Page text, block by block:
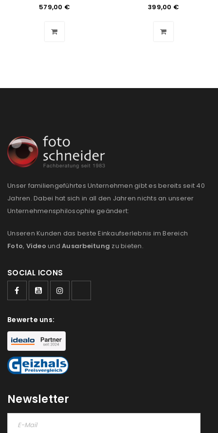
Angemeldet bleiben
ANMELDEN
PASSWORT VERGESSEN?
Ein Link zum Erstellen eines neuen Passworts wird an
deine E-Mail-Adresse gesendet.
Please select all the ways you would like to hear from
us
Ich stimme zu
akzeptiere die
REGISTRIEREN
579,00 € 399,00 €
Unser familiengeführtes Unternehmen gibt es bereits seit 40
Jahren. Dabei hat sich in all den Jahren nichts an unserer
Unternehmensphilosophie geändert:
Unseren Kunden das beste Einkaufserlebnis im Bereich
Foto, Video und Ausarbeitung zu bieten.
SOCIAL ICONS
Bewerte uns:
Newsletter